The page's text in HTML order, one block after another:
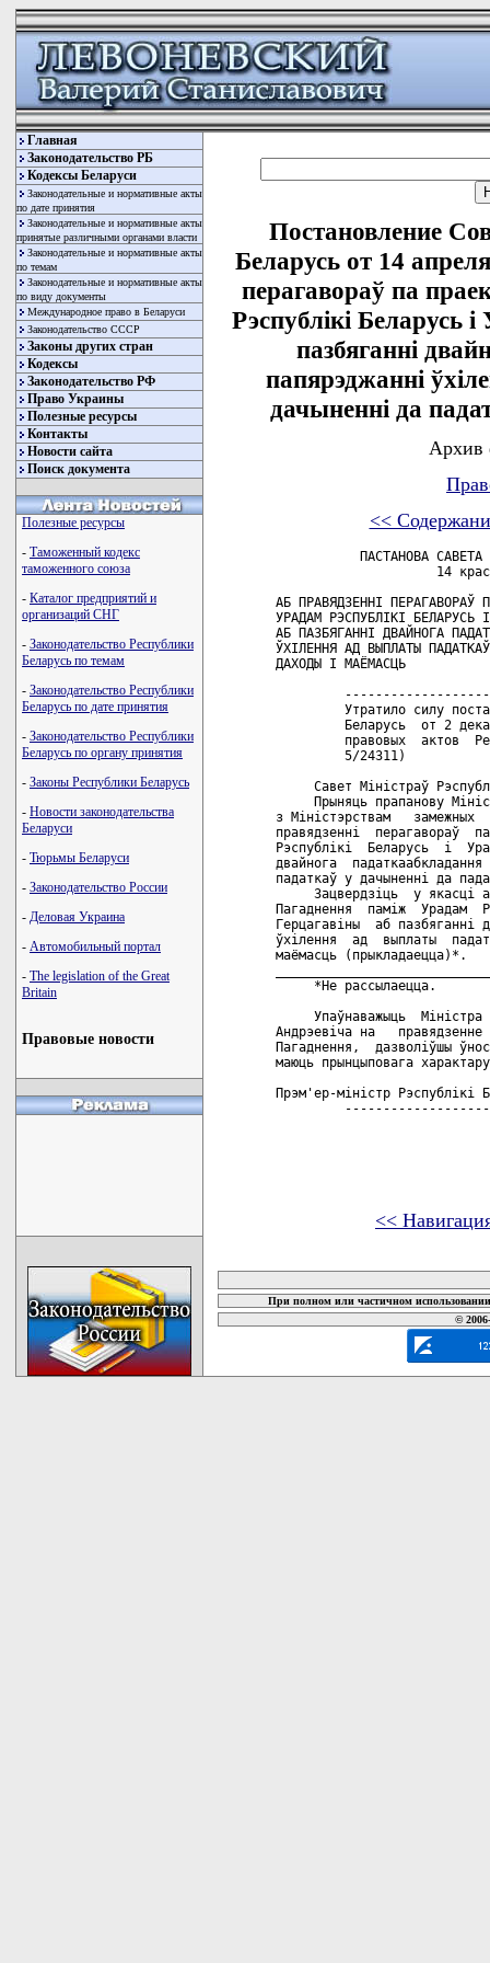
Главная
Законодательство РБ
Кодексы Беларуси
Законодательные и нормативные акты
по дате принятия
Законодательные и нормативные акты
принятые различными органами власти
Законодательные и нормативные акты
по темам
Законодательные и нормативные акты
по виду документы
Международное право в Беларуси
Законодательство СССР
Законы других стран
Кодексы
Законодательство РФ
Право Украины
Полезные ресурсы
Контакты
Новости сайта
Поиск документа
Полезные ресурсы
- Таможенный кодекс
таможенного союза
- Каталог предприятий и
организаций СНГ
- Законодательство Республики
Беларусь по темам
- Законодательство Республики
Беларусь по дате принятия
- Законодательство Республики
Беларусь по органу принятия
- Законы Республики Беларусь
- Новости законодательства
Беларуси
- Тюрьмы Беларуси
- Законодательство России
- Деловая Украина
- Автомобильный портал
- The legislation of the Great
Britain
Правовые новости
Постановление
Беларусь от 14
перагавораў па
Рэспублiкi Беларусь
пазбяганнi
папярэджаннi
дачыненнi да
Архив
<<
ПАСТАНОВА САВЕТА
14
АБ ПРАВЯДЗЕННI ПЕРАГАВОРАЎ
УРАДАМ РЭСПУБЛIКI
АБ ПАЗБЯГАННI ДВАЙНОГА
ЎХIЛЕННЯ АД ВЫПЛАТЫ
ДАХОДЫ I МАЁМАСЦЬ
Утратило силу
Беларусь  от 2
правовых  актов
         5/24311)
Савет Miнiстpaў
Прыняць прапанову
з Мiнiстэрствам
правядзеннi  перагавораў
Рэспублiкi  Беларусь  i
двайнога
падаткаў у дачыненнi да
Зацвердзiць  у якасцi
Пагаднення  памiж
Герцагавiны  аб пазбяганнi
ўхiлення  ад  выплаты
маёмасць (прыкладаецца)*.
     *Не рассылаецца.
Упаўнаважыць  Мiнiстра
Андрэевiча на
Пагаднення,  дазволiўшы
маюць прынцыповага
Прэм'ер-мiнiстр
<<
При полном или частичном
©